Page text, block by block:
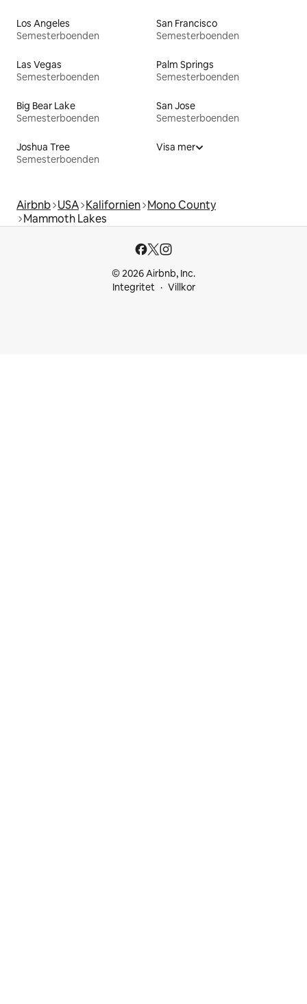
Los Angeles
Semesterboenden
San Francisco
Semesterboenden
Las Vegas
Semesterboenden
Palm Springs
Semesterboenden
Big Bear Lake
Semesterboenden
San Jose
Semesterboenden
Joshua Tree
Semesterboenden
Visa mer
Airbnb USA Kalifornien Mono County
Mammoth Lakes
© 2026 Airbnb, Inc.
Integritet
Villkor